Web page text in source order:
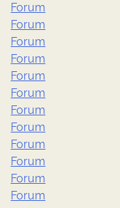
Forum
Forum
Forum
Forum
Forum
Forum
Forum
Forum
Forum
Forum
Forum
Forum